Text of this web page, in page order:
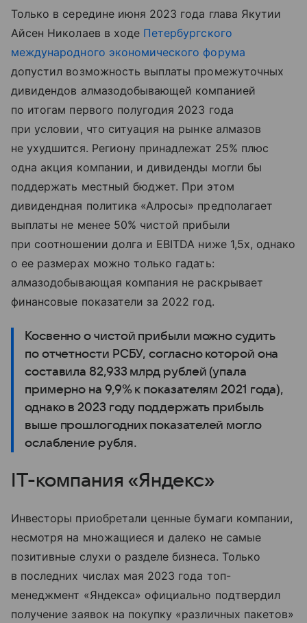
Только в середине июня 2023 года глава Якутии
Айсен Николаев в ходе Петербургского
международного экономического форума
допустил возможность выплаты промежуточных
дивидендов алмазодобывающей компанией
по итогам первого полугодия 2023 года
при условии, что ситуация на рынке алмазов
не ухудшится. Региону принадлежат 25% плюс
одна акция компании, и дивиденды могли бы
поддержать местный бюджет. При этом
дивидендная политика «Алросы» предполагает
выплаты не менее 50% чистой прибыли
при соотношении долга и EBITDA ниже 1,5x, однако
о ее размерах можно только гадать:
алмазодобывающая компания не раскрывает
финансовые показатели за 2022 год.
Косвенно о чистой прибыли можно судить
по отчетности РСБУ, согласно которой она
составила 82,933 млрд рублей (упала
примерно на 9,9% к показателям 2021 года),
однако в 2023 году поддержать прибыль
выше прошлогодних показателей могло
ослабление рубля.
IT-компания «Яндекс»
Инвесторы приобретали ценные бумаги компании,
несмотря на множащиеся и далеко не самые
позитивные слухи о разделе бизнеса. Только
в последних числах мая 2023 года топ-
менеджмент «Яндекса» официально подтвердил
получение заявок на покупку «различных пакетов»